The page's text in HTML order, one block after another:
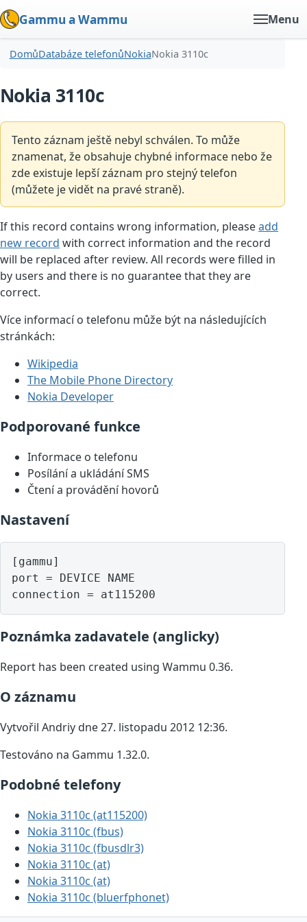
Gammu a Wammu Menu
DomůDatabáze telefonůNokiaNokia 3110c
Nokia 3110c
Tento záznam ještě nebyl schválen. To může
znamenat, že obsahuje chybné informace nebo že
zde existuje lepší záznam pro stejný telefon
(můžete je vidět na pravé straně).
If this record contains wrong information, pleaseadd
new record with correct information and the record
will be replaced after review. All records were filled in
by users and there is no guarantee that they are
correct.
Více informací o telefonu může být na následujících
stránkách:
Wikipedia
The Mobile Phone Directory
Nokia Developer
Podporované funkce
Informace o telefonu
Posílání a ukládání SMS
Čtení a provádění hovorů
Nastavení
[gammu]
port = DEVICE NAME
Poznámka zadavatele (anglicky)
Report has been created using Wammu 0.36.
O záznamu
Vytvořil Andriy dne 27. listopadu 2012 12:36.
Testováno na Gammu 1.32.0.
Podobné telefony
Nokia 3110c (at115200)
Nokia 3110c (fbus)
Nokia 3110c (fbusdlr3)
Nokia 3110c (at)
Nokia 3110c (at)
Nokia 3110c (bluerfphonet)